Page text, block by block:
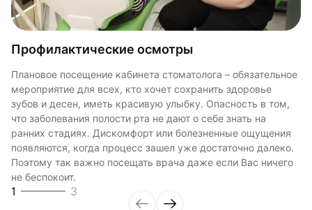
Профилактические осмотры
Плановое посещение кабинета стоматолога – обязательное
мероприятие для всех, кто хочет сохранить здоровье
зубов и десен, иметь красивую улыбку. Опасность в том,
что заболевания полости рта не дают о себе знать на
ранних стадиях. Дискомфорт или болезненные ощущения
появляются, когда процесс зашел уже достаточно далеко.
Поэтому так важно посещать врача даже если Вас ничего
не беспокоит.
1 3
Гигиенические процедуры
серьезные заболевания полости рта, важность этой
процедуры неоспорима. Кроме того, после
профессиональной чистки зубов, эмаль становится белее.
Гигиенические процедуры в нашей клинике - это
аппаратная чистка, покрытие защитными эмалями и
другие процедуры, направленные на поддержание
нормального состояния зубов.
2 3
Лечение зубов и десен
В рамках терапевтической стоматологии проводится не
только лечение кариеса, пульпита, периодонтита, но и
различные работы реставрационного характера, для того
чтобы вернуть зубу прежний вид. Современное
оборудование дает возможность избавляться от
множества заболеваний ротовой полости не только
быстро, но и безболезненно.
3 3